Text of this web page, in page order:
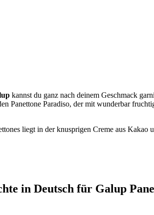
kannst du ganz nach deinem Geschmack
Panettone Paradiso, der mit wunderbar
liegt in der knusprigen Creme aus
in Deutsch für Galup